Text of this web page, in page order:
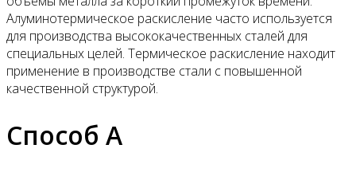
Алуминотермическое раскисление часто используется
для производства высококачественных сталей для
специальных целей. Термическое раскисление находит
применение в производстве стали с повышенной
качественной структурой.
Способ A